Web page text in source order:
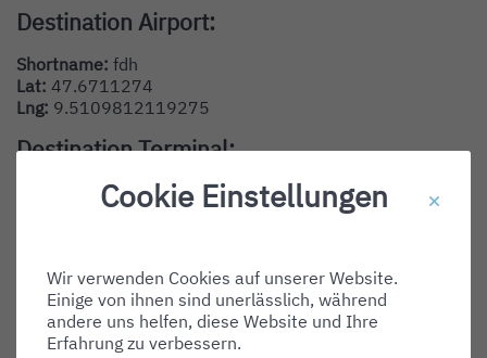
Destination Airport:
Shortname: fdh
Lat: 47.6711274
Lng: 9.5109812119275
Destination Terminal:
Destination Gate:
Shortname:
Type:
arrival
Cookie Einstellungen
Wir verwenden Cookies auf unserer Website.
Einige von ihnen sind unerlässlich, während
andere uns helfen, diese Website und Ihre
Erfahrung zu verbessern.